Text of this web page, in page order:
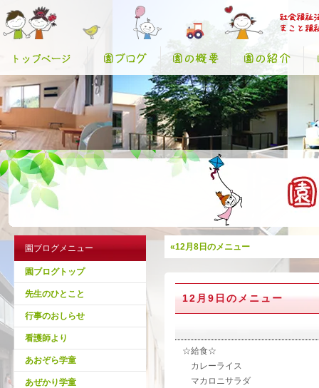
園ブログメニュー
園ブログトップ
先生のひとこと
行事のおしらせ
看護師より
あおぞら学童
あぜかり学童
«12月8日のメニュー
12月9日のメニュー
☆給食☆
カレーライス
マカロニサラダ